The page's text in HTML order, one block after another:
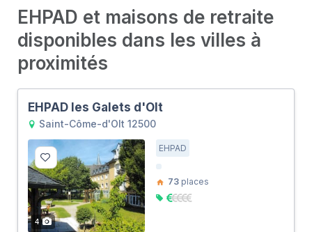
EHPAD et maisons de retraite
disponibles dans les villes à
proximités
EHPAD les Galets d'Olt
Saint-Côme-d'Olt 12500
4
EHPAD
73 places